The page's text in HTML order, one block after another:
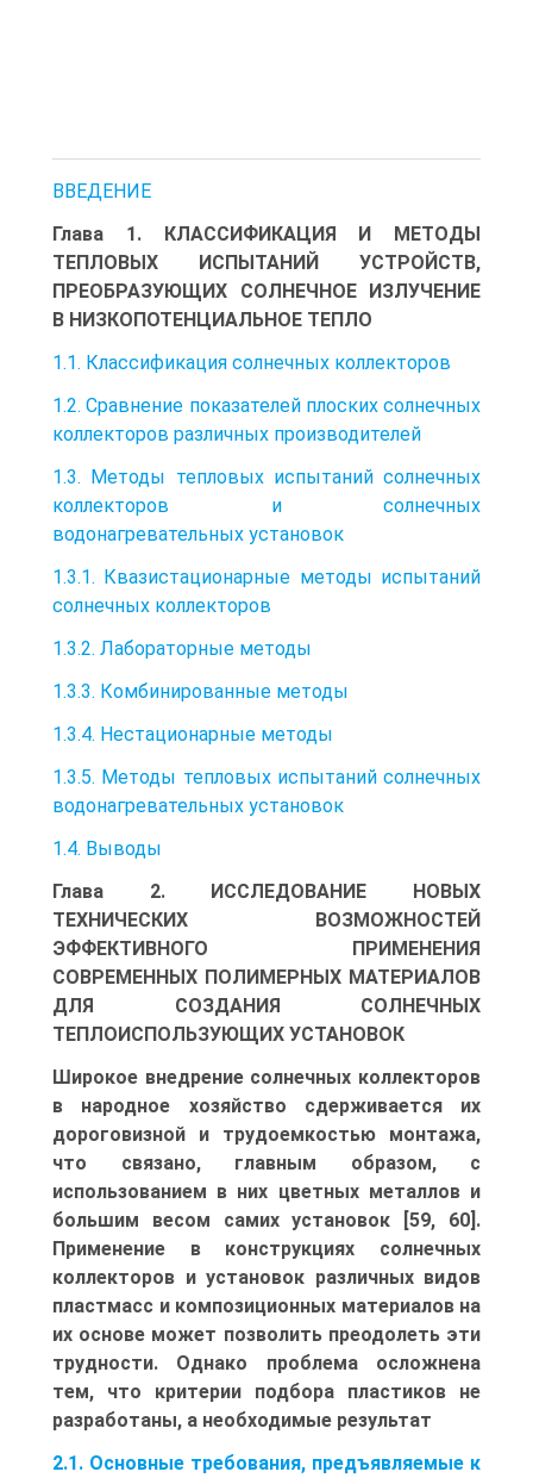
ВВЕДЕНИЕ
Глава 1. КЛАССИФИКАЦИЯ И МЕТОДЫ
ТЕПЛОВЫХ ИСПЫТАНИЙ УСТРОЙСТВ,
ПРЕОБРАЗУЮЩИХ СОЛНЕЧНОЕ ИЗЛУЧЕНИЕ
В НИЗКОПОТЕНЦИАЛЬНОЕ ТЕПЛО
1.1. Классификация солнечных коллекторов
1.2. Сравнение показателей плоских солнечных
коллекторов различных производителей
1.3. Методы тепловых испытаний солнечных
коллекторов и солнечных
водонагревательных установок
1.3.1. Квазистационарные методы испытаний
солнечных коллекторов
1.3.2. Лабораторные методы
1.3.3. Комбинированные методы
1.3.4. Нестационарные методы
1.3.5. Методы тепловых испытаний солнечных
водонагревательных установок
1.4. Выводы
Глава 2. ИССЛЕДОВАНИЕ НОВЫХ
ТЕХНИЧЕСКИХ ВОЗМОЖНОСТЕЙ
ЭФФЕКТИВНОГО ПРИМЕНЕНИЯ
СОВРЕМЕННЫХ ПОЛИМЕРНЫХ МАТЕРИАЛОВ
ДЛЯ СОЗДАНИЯ СОЛНЕЧНЫХ
ТЕПЛОИСПОЛЬЗУЮЩИХ УСТАНОВОК
Широкое внедрение солнечных коллекторов
в народное хозяйство сдерживается их
дороговизной и трудоемкостью монтажа,
что связано, главным образом, с
использованием в них цветных металлов и
большим весом самих установок [59, 60].
Применение в конструкциях солнечных
коллекторов и установок различных видов
пластмасс и композиционных материалов на
их основе может позволить преодолеть эти
трудности. Однако проблема осложнена
тем, что критерии подбора пластиков не
разработаны, а необходимые результат
2.1. Основные требования, предъявляемые к